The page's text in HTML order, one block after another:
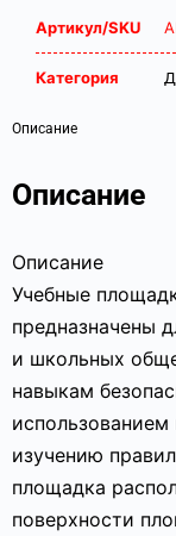
Артикул/SKU
Категория
Описание
Описание
Описание
Учебные
предназначены
и школьных
навыкам
изучению
площадка
поверхности